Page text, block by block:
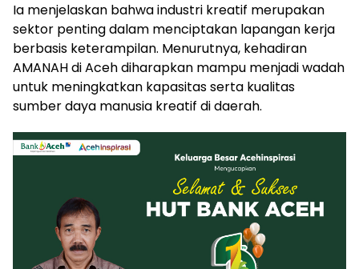
Ia menjelaskan bahwa industri kreatif merupakan
sektor penting dalam menciptakan lapangan kerja
berbasis keterampilan. Menurutnya, kehadiran
AMANAH di Aceh diharapkan mampu menjadi wadah
untuk meningkatkan kapasitas serta kualitas
sumber daya manusia kreatif di daerah.